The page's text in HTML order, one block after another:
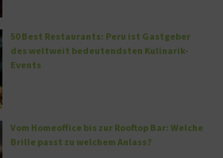
50 Best Restaurants: Peru ist Gastgeber
des weltweit bedeutendsten Kulinarik-
Events
Vom Homeoffice bis zur Rooftop Bar: Welche
Brille passt zu welchem Anlass?